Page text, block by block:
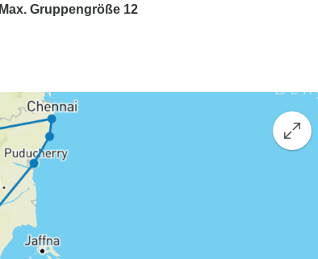
Max. Gruppengröße 12